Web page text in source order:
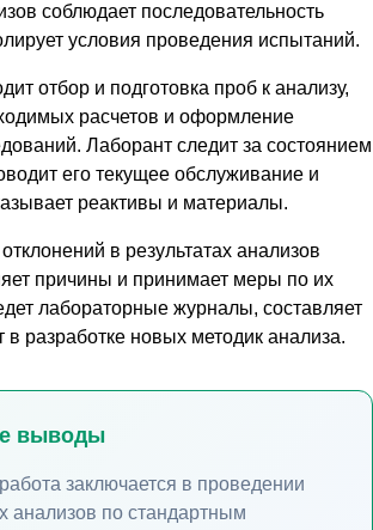
соблюдает последовательность
условия проведения испытаний.
отбор и подготовка проб к анализу,
расчетов и оформление
Лаборант следит за состоянием
его текущее обслуживание и
реактивы и материалы.
в результатах анализов
причины и принимает меры по их
лабораторные журналы, составляет
в разработке новых методик анализа.
выводы
заключается в проведении
анализов по стандартным